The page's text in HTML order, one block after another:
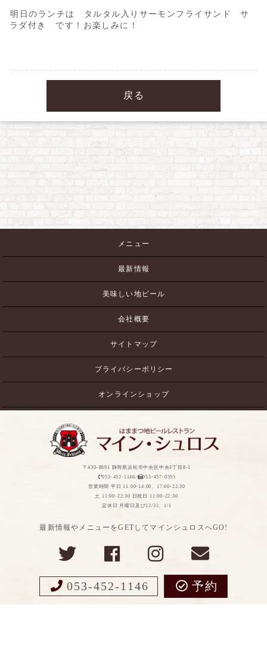
明日のランチは タルタル入りサーモンフライサンド サ
ラダ付き です！お楽しみに！
戻る
メニュー
最新情報
美味しい地ビール
会社概要
サイトマップ
プライバシーポリシー
オンラインショップ
〒430-8691 静岡県浜松市中央区中央3丁目8-1
053-452-1146/
053-457-0555
営業時間 平日 11:00-14:00、17:00-22:30
土 11:00-22:30 日祝日 11:00-22:30
定休日 月曜日及び12/31、1/1
最新情報やメニューをGETしてマインシュロスへGO!
053-452-1146 予約